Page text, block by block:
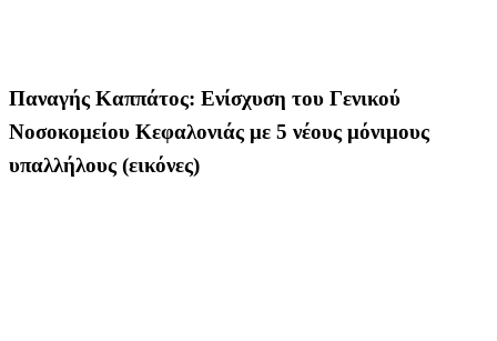
Παναγής Καππάτος: Ενίσχυση του Γενικού
Νοσοκομείου Κεφαλονιάς με 5 νέους μόνιμους
υπαλλήλους (εικόνες)